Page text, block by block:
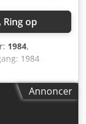
Ring op
1984,
1984
bevægelse: 150
mm Drivkraft: 3
Styrearm
Annoncer